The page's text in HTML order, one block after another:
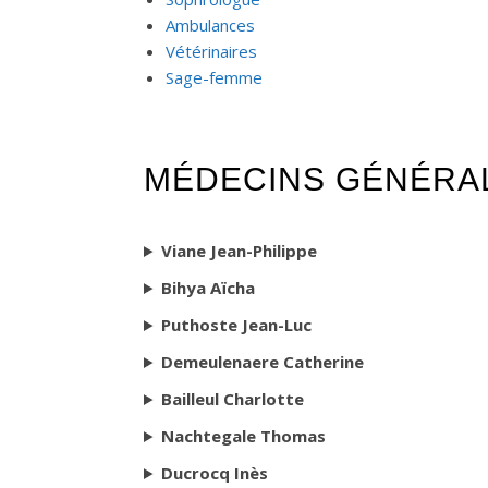
Ambulances
Vétérinaires
Sage-femme
MÉDECINS
Viane Jean-Philippe
Bihya Aïcha
Puthoste Jean-Luc
Demeulenaere Catherine
Bailleul Charlotte
Nachtegale Thomas
Ducrocq Inès